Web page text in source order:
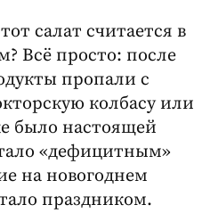
салат считается в
Всё просто: после
пропали с
колбасу или
было настоящей
«дефицитным»
на новогоднем
праздником.